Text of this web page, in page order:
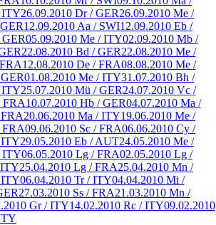
ITY26.09.2010 Dr / GER26.09.2010 Me /
12.09.2010 Aa / SWI12.09.2010 Eb /
05.09.2010 Me / ITY02.09.2010 Mb /
22.08.2010 Bd / GER22.08.2010 Me /
12.08.2010 De / FRA08.08.2010 Me /
01.08.2010 Me / ITY31.07.2010 Bh /
ITY25.07.2010 Mü / GER24.07.2010 Vc /
FRA10.07.2010 Hb / GER04.07.2010 Ma /
20.06.2010 Ma / ITY19.06.2010 Me /
FRA09.06.2010 Sc / FRA06.06.2010 Cy /
ITY29.05.2010 Eb / AUT24.05.2010 Me /
ITY06.05.2010 Lg / FRA02.05.2010 Lg /
ITY25.04.2010 Lg / FRA25.04.2010 Mn /
ITY06.04.2010 Tr / ITY04.04.2010 Mi /
27.03.2010 Ss / FRA21.03.2010 Mn /
Gr / ITY14.02.2010 Rc / ITY09.02.2010